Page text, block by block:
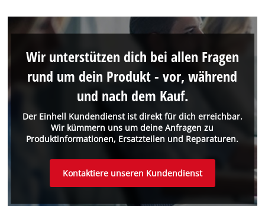
Der Einhell Kundendienst ist direkt für dich erreichbar.
Wir kümmern uns um deine Anfragen zu
Produktinformationen, Ersatzteilen und Reparaturen.
Wir unterstützen dich bei allen Fragen
rund um dein Produkt - vor, während
und nach dem Kauf.
Kontaktiere unseren Kundendienst